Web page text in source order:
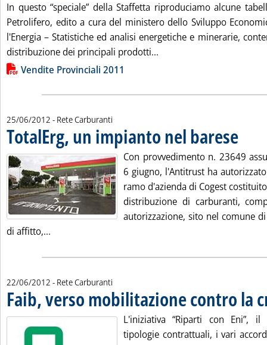
In questo “speciale” della Staffetta riproduciamo alcune
Petrolifero, edito a cura del ministero dello Sviluppo
l'Energia – Statistiche ed analisi energetiche e minerarie,
distribuzione dei principali prodotti...
Lista allegati PDF alla notizia
Vendite Provinciali 2011
25/06/2012 - Rete Carburanti
TotalErg, un impianto nel barese
Con provvedimento n. 23649
6 giugno, l'Antitrust ha
ramo d'azienda di Cogest
distribuzione di carburanti,
autorizzazione, sito nel comune
di affitto,...
22/06/2012 - Rete Carburanti
Faib, verso mobilitazione contro la
L'iniziativa “Riparti con Eni”,
tipologie contrattuali, i vari